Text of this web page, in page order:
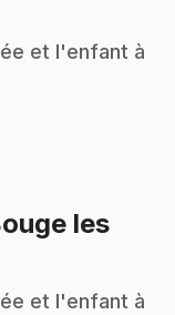
et l'enfant à
les
et l'enfant à